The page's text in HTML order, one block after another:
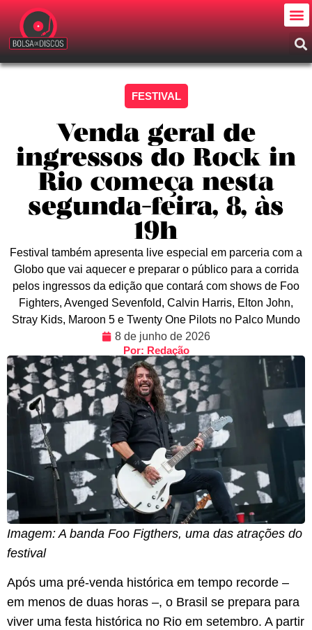
FESTIVAL
Venda geral de
ingressos do Rock in
Rio começa nesta
segunda-feira, 8, às
19h
Festival também apresenta live especial em parceria com a
Globo que vai aquecer e preparar o público para a corrida
pelos ingressos da edição que contará com shows de Foo
Fighters, Avenged Sevenfold, Calvin Harris, Elton John,
Stray Kids, Maroon 5 e Twenty One Pilots no Palco Mundo
8 de junho de 2026
Por: Redação
Imagem: A banda Foo Figthers, uma das atrações do
festival
Após uma pré-venda histórica em tempo recorde –
em menos de duas horas –, o Brasil se prepara para
viver uma festa histórica no Rio em setembro. A partir